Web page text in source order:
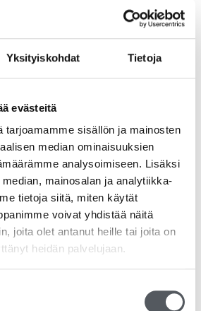
Yksityiskohdat Tietoja
evästeitä
tarjoamamme sisällön ja mainosten
median ominaisuuksien
analysoimiseen. Lisäksi
mainosalan ja analytiikka-
tietoja siitä, miten käytät
voivat yhdistää näitä
joita olet antanut heille tai joita on
heidän palvelujaan.
kahvilusikka 14cm,
100kpl/pkt
5,46€ 4,35€ (alv 0%)
Lisää ostoskoriin